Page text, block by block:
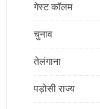
गेस्ट कॉलम
चुनाव
तेलंगाना
पड़ोसी राज्य